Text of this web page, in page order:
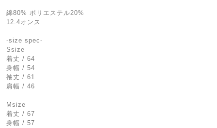
綿80% ポリエステル20%
12.4オンス
-size spec-
Ssize
着丈 / 64
身幅 / 54
袖丈 / 61
肩幅 / 46
Msize
着丈 / 67
身幅 / 57